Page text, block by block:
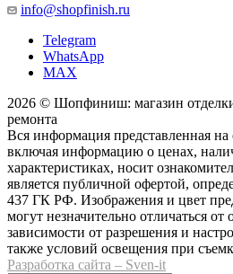
info@shopfinish.ru
Telegram
WhatsApp
MAX
2026 © Шопфиниш: магазин
ремонта
Вся информация представленная на
включая информацию о ценах,
характеристиках, носит
является публичной офертой,
437 ГК РФ. Изображения и цвет
могут незначительно отличаться
зависимости от разрешения и
также условий освещения при
Разработка сайта – Sven-it